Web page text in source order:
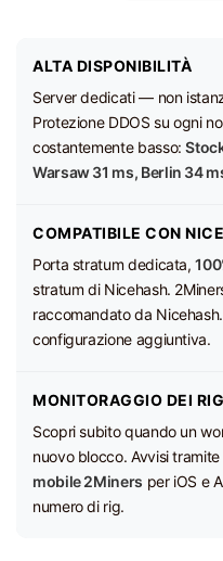
ALTA DISPONIBILITÀ
Server dedicati — non
Protezione DDOS su ogni
costantemente basso:
Warsaw 31 ms, Berlin 34
COMPATIBILE CON
Porta stratum dedicata,
stratum di Nicehash.
raccomandato da
configurazione aggiuntiva.
MONITORAGGIO DEI RIG
Scopri subito quando un
nuovo blocco. Avvisi tramite
mobile 2Miners per iOS e
numero di rig.